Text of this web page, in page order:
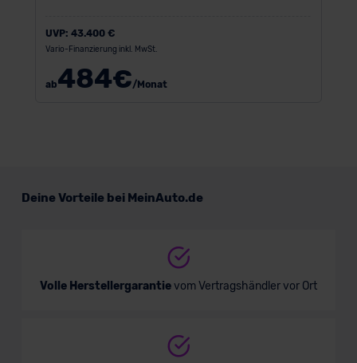
UVP: 43.400 €
Vario-Finanzierung inkl. MwSt.
ab484€/Monat
Deine Vorteile bei MeinAuto.de
Volle Herstellergarantievom Vertragshändler vor Ort